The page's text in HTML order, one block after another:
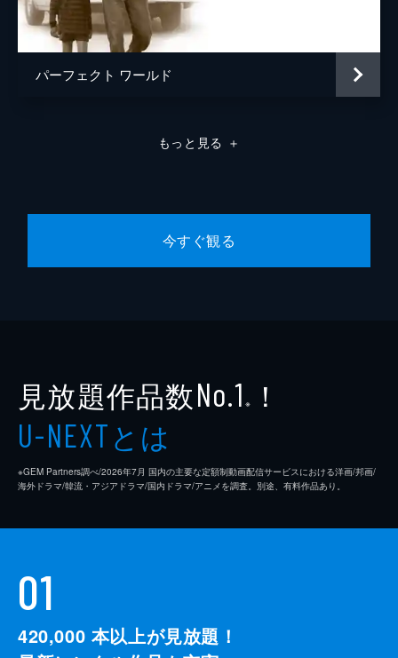
パーフェクト ワールド
もっと見る ＋
今すぐ観る
見放題作品数No.1 ※ ！
U-NEXTとは
※GEM Partners調べ/2026年7⽉ 国内の主要な定額制動画配信サービスにおける洋画/邦画/
海外ドラマ/韓流・アジアドラマ/国内ドラマ/アニメを調査。別途、有料作品あり。
01
420,000 本以上が見放題！